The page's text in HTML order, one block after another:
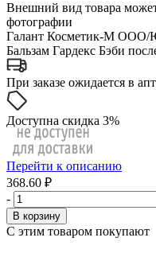
Внешний вид товара
фотографии
Галант Косметик-М
Бальзам Гардекс Бэби
При заказе ожидается в
Доступна скидка 3%
Перейти к описанию
368.60 ₽
-
В корзину
С этим товаром покупают